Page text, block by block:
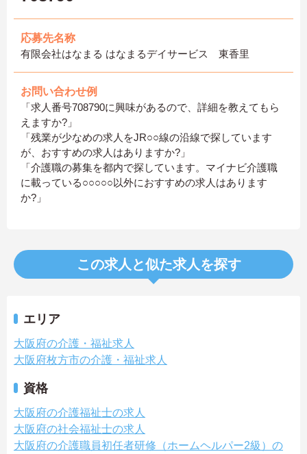
応募先名称
有限会社はなまる はなまるデイサービス 東香里
お問い合わせ例
「求人番号708790に興味があるので、詳細を教えてもら
えますか?」
「残業が少なめの求人をJR○○線の沿線で探しています
が、おすすめの求人はありますか?」
「介護職の募集を都内で探しています。マイナビ介護職
に載っている○○○○○以外におすすめの求人はあります
か?」
この求人と似た求人を探す
エリア
大阪府の介護・福祉求人
大阪府枚方市の介護・福祉求人
資格
大阪府の介護福祉士の求人
大阪府の社会福祉士の求人
大阪府の介護職員初任者研修（ホームヘルパー2級）の